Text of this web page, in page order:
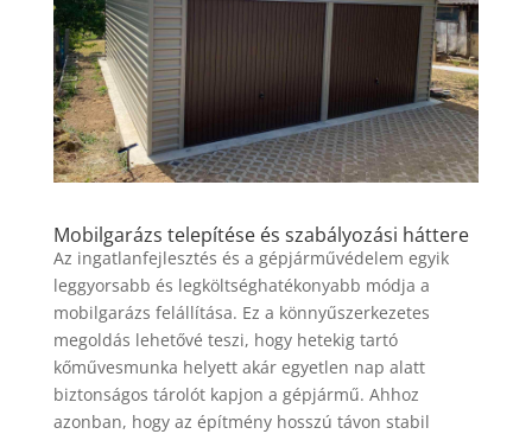
Mobilgarázs telepítése és szabályozási háttere
Az ingatlanfejlesztés és a gépjárművédelem egyik
leggyorsabb és legköltséghatékonyabb módja a
mobilgarázs felállítása. Ez a könnyűszerkezetes
megoldás lehetővé teszi, hogy hetekig tartó
kőművesmunka helyett akár egyetlen nap alatt
biztonságos tárolót kapjon a gépjármű. Ahhoz
azonban, hogy az építmény hosszú távon stabil